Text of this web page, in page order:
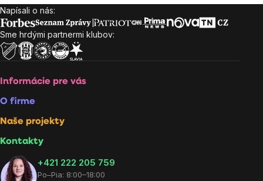
Zápätie
Napísali o nás:
Sme hrdými partnermi klubov:
Informácie pre vás
O firme
Naše projekty
Kontakty
+421 222 205 759
Po–Pia: 8:00–18:00